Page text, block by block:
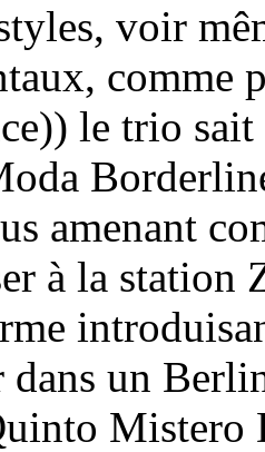
voir
comme
le trio sait
amenant
à la station
dans un